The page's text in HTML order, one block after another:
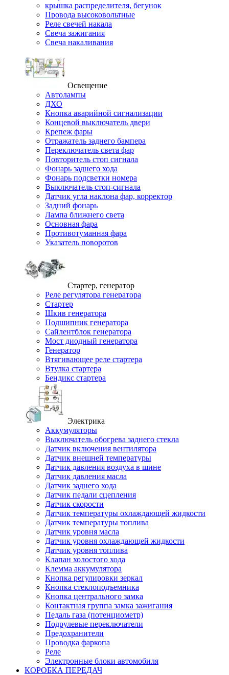
крышка распределителя, бегунок
Провода высоковольтные
Реле свечей накала
Свеча зажигания
Свеча накаливания
Освещение
Автолампы
ДХО
Кнопка аварийной сигнализации
Концевой выключатель двери
Крепеж фары
Отражатель заднего бампера
Переключатель света фар
Повторитель стоп сигнала
Фонарь заднего хода
Фонарь подсветки номера
Выключатель стоп-сигнала
Датчик угла наклона фар, корректор
Задний фонарь
Лампа ближнего света
Основная фара
Противотуманная фара
Указатель поворотов
Стартер, генератор
Реле регулятора генератора
Стартер
Шкив генератора
Подшипник генератора
Сайлентблок генератора
Мост диодный генератора
Генератор
Втягивающее реле стартера
Втулка стартера
Бендикс стартера
Электрика
Аккумуляторы
Выключатель обогрева заднего стекла
Датчик включения вентилятора
Датчик внешней температуры
Датчик давления воздуха в шине
Датчик давления масла
Датчик заднего хода
Датчик педали сцепления
Датчик скорости
Датчик температуры охлаждающей жидкости
Датчик температуры топлива
Датчик уровня масла
Датчик уровня охлаждающей жидкости
Датчик уровня топлива
Клапан холостого хода
Клемма аккумулятора
Кнопка регулировки зеркал
Кнопка стеклоподъемника
Кнопка центрального замка
Контактная группа замка зажигания
Педаль газа (потенциометр)
Подрулевые переключатели
Предохранители
Проводка фаркопа
Реле
Электронные блоки автомобиля
КОРОБКА ПЕРЕДАЧ